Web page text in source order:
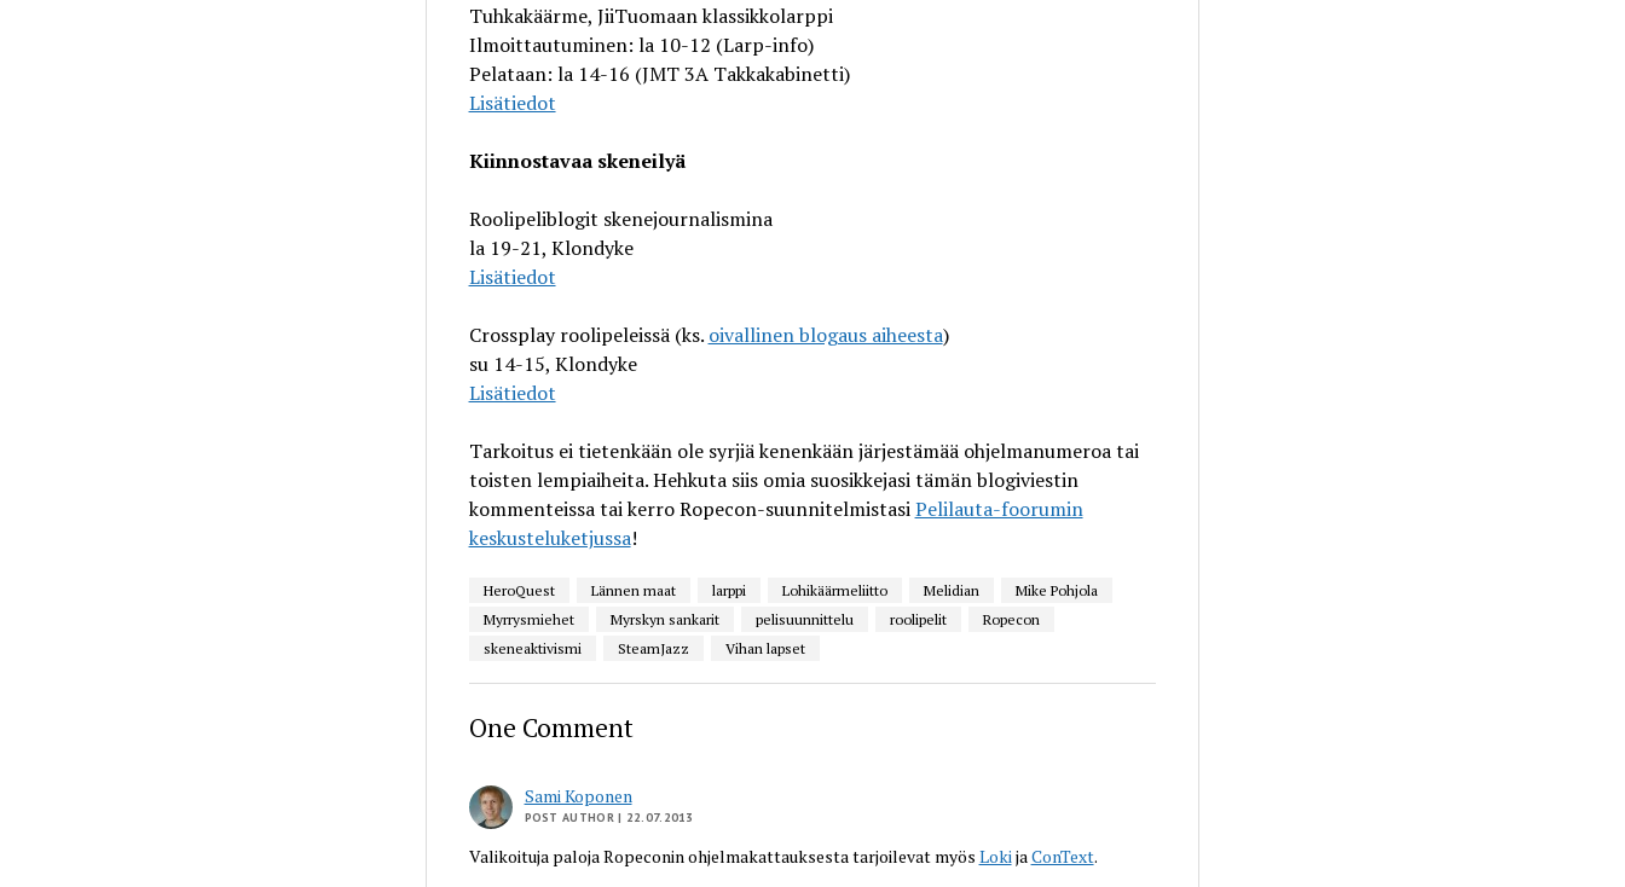
Tuhkakäärme, JiiTuomaan klassikkolarppi
Ilmoittautuminen: la 10-12 (Larp-info)
Pelataan: la 14-16 (JMT 3A Takkakabinetti)
Lisätiedot
Kiinnostavaa skeneilyä
Roolipeliblogit skenejournalismina
la 19-21, Klondyke
Lisätiedot
Crossplay roolipeleissä (ks. oivallinen blogaus aiheesta)
su 14-15, Klondyke
Lisätiedot
Tarkoitus ei tietenkään ole syrjiä kenenkään järjestämää ohjelmanumeroa tai
toisten lempiaiheita. Hehkuta siis omia suosikkejasi tämän blogiviestin
kommenteissa tai kerro Ropecon-suunnitelmistasiPelilauta-foorumin
keskusteluketjussa!
HeroQuest Lännen maat larppi Lohikäärmeliitto Melidian
Mike Pohjola
Myrrysmiehet
Myrskyn sankarit pelisuunnittelu roolipelit
Ropecon
skeneaktivismi
SteamJazz Vihan lapset
One Comment
Sami Koponen
POST AUTHOR | 22.07.2013
Valikoituja paloja Ropeconin ohjelmakattauksesta tarjoilevat myös Loki ja ConText.